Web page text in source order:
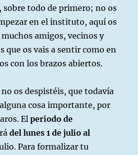
sobre todo de primero; no os
en el instituto, aquí os
amigos, vecinos y
que os vais a sentir como en
con los brazos abiertos.
os despistéis, que todavía
cosa importante, por
Elperiodo de
del lunes 1 de julio al
Para formalizar tu